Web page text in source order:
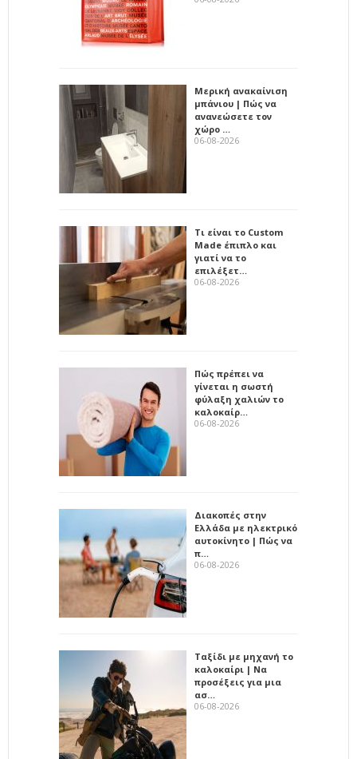
Μερική ανακαίνιση
μπάνιου | Πώς να
ανανεώσετε τον
χώρο …
06-08-2026
Τι είναι το Custom
Made έπιπλο και
γιατί να το
επιλέξετ…
06-08-2026
Πώς πρέπει να
γίνεται η σωστή
φύλαξη χαλιών το
καλοκαίρ…
06-08-2026
Διακοπές στην
Ελλάδα με ηλεκτρικό
αυτοκίνητο | Πώς να
π…
06-08-2026
Ταξίδι με μηχανή το
καλοκαίρι | Να
προσέξεις για μια
ασ…
06-08-2026